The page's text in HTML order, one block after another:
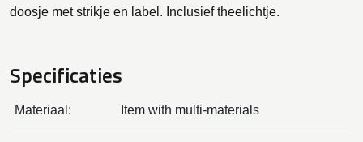
doosje met strikje en label. Inclusief theelichtje.
Specificaties
Materiaal: Item with multi-materials